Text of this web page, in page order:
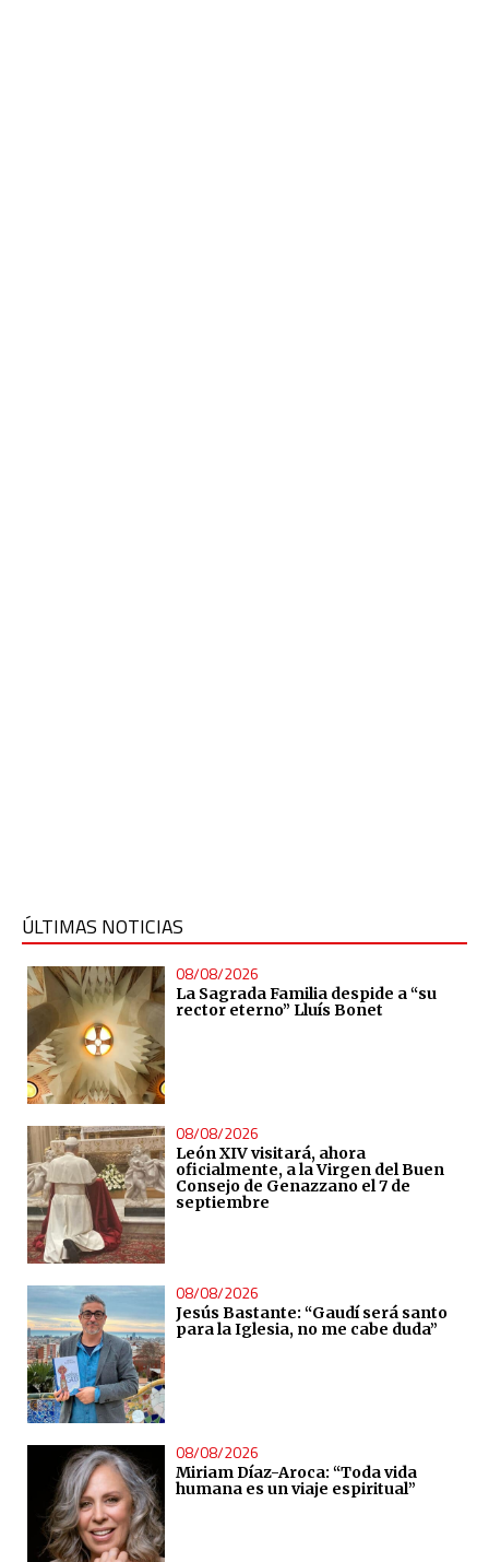
ÚLTIMAS NOTICIAS
08/08/2026
La Sagrada Familia despide a “su
rector eterno” Lluís Bonet
08/08/2026
León XIV visitará, ahora
oficialmente, a la Virgen del Buen
Consejo de Genazzano el 7 de
septiembre
08/08/2026
Jesús Bastante: “Gaudí será santo
para la Iglesia, no me cabe duda”
08/08/2026
Miriam Díaz-Aroca: “Toda vida
humana es un viaje espiritual”